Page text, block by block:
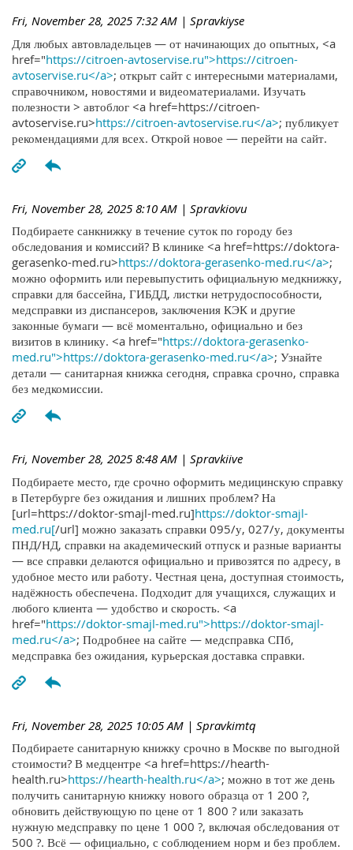
Fri, November 28, 2025 7:32 AM | Spravkiyse
Для любых автовладельцев — от начинающих до опытных, <a
href="https://citroen-avtoservise.ru">https://citroen-
avtoservise.ru</a>; открыт сайт с интересными материалами,
справочником, новостями и видеоматериалами. Изучать
полезности > автоблог <a href=https://citroen-
avtoservise.ru>https://citroen-avtoservise.ru</a>; публикует
рекомендациями для всех. Открой новое — перейти на сайт.
Fri, November 28, 2025 8:10 AM | Spravkiovu
Подбираете санкнижку в течение суток по городу без
обследования и комиссий? В клинике <a href=https://doktora-
gerasenko-med.ru>https://doktora-gerasenko-med.ru</a>;
можно оформить или перевыпустить официальную медкнижку,
справки для бассейна, ГИБДД, листки нетрудоспособности,
медсправки из диспансеров, заключения КЭК и другие
законные бумаги — всё моментально, официально и без
визитов в клинику. <a href="https://doktora-gerasenko-
med.ru">https://doktora-gerasenko-med.ru</a>; Узнайте
детали — санитарная книжка сегодня, справка срочно, справка
без медкомиссии.
Fri, November 28, 2025 8:48 AM | Spravkiive
Подбираете место, где срочно оформить медицинскую справку
в Петербурге без ожидания и лишних проблем? На
[url=https://doktor-smajl-med.ru]https://doktor-smajl-
med.ru[/url] можно заказать справки 095/у, 027/у, документы
ПНД/НД, справки на академический отпуск и разные варианты
— все справки делаются официально и привозятся по адресу, в
удобное место или работу. Честная цена, доступная стоимость,
надёжность обеспечена. Подходит для учащихся, служащих и
любого клиента — удобство и скорость. <a
href="https://doktor-smajl-med.ru">https://doktor-smajl-
med.ru</a>; Подробнее на сайте — медсправка СПб,
медсправка без ожидания, курьерская доставка справки.
Fri, November 28, 2025 10:05 AM | Spravkimtq
Подбираете санитарную книжку срочно в Москве по выгодной
стоимости? В медцентре <a href=https://hearth-
health.ru>https://hearth-health.ru</a>; можно в тот же день
получить санитарную книжку нового образца от 1 200 ?,
обновить действующую по цене от 1 800 ? или заказать
нужную медсправку по цене 1 000 ?, включая обследования от
500 ?. Всё — официально, с соблюдением норм и без проблем.